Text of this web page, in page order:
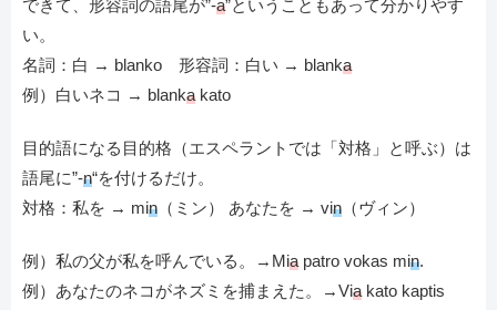
できて、形容詞の語尾が”-a”ということもあって分かりやす
い。
名詞：白 → blanko 形容詞：白い → blanka
例）白いネコ → blanka kato
目的語になる目的格（エスペラントでは「対格」と呼ぶ）は
語尾に”-n“を付けるだけ。
対格：私を → min （ミン） あなたを → vin （ヴィン）
例）私の父が私を呼んでいる。→Mia patro vokas min.
例）あなたのネコがネズミを捕まえた。→Via kato kaptis